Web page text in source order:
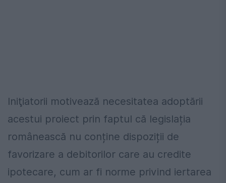
Iniţiatorii motivează necesitatea adoptării
acestui proiect prin faptul că legislația
românească nu conține dispoziții de
favorizare a debitorilor care au credite
ipotecare, cum ar fi norme privind iertarea